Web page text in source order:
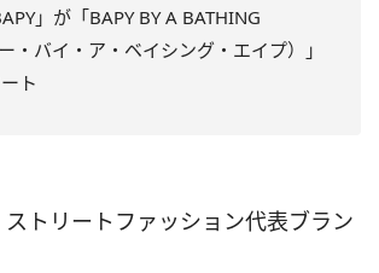
」が「BAPY BY A BATHING
・バイ・ア・ベイシング・エイプ）」
ト
ストリートファッション代表ブラン